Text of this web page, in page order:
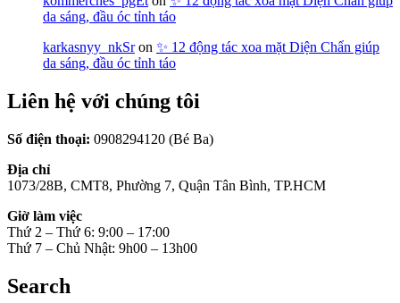
da sáng, đầu óc tỉnh táo
karkasnyy_nkSron ✨ 12 động tác xoa mặt Diện Chẩn giúp
da sáng, đầu óc tỉnh táo
Liên hệ với chúng tôi
Số điện thoại: 0908294120 (Bé Ba)
Địa chỉ
1073/28B, CMT8, Phường 7, Quận Tân Bình, TP.HCM
Giờ làm việc
Thứ 2 – Thứ 6: 9:00 – 17:00
Thứ 7 – Chủ Nhật: 9h00 – 13h00
Search